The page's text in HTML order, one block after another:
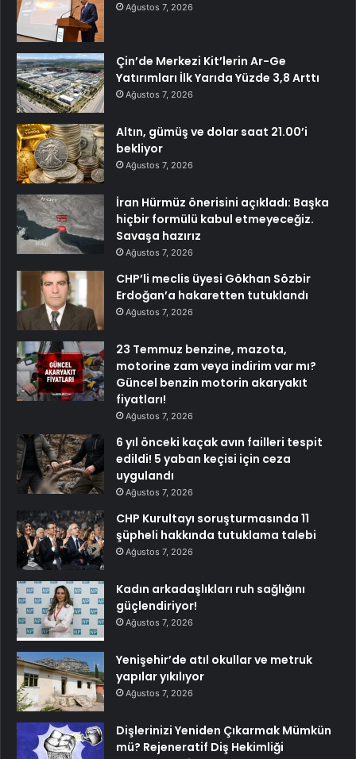
Ağustos 7, 2026
Çin’de Merkezi Kit’lerin Ar-Ge
Yatırımları İlk Yarıda Yüzde 3,8 Arttı
Ağustos 7, 2026
Altın, gümüş ve dolar saat 21.00’i
bekliyor
Ağustos 7, 2026
İran Hürmüz önerisini açıkladı: Başka
hiçbir formülü kabul etmeyeceğiz.
Savaşa hazırız
Ağustos 7, 2026
CHP’li meclis üyesi Gökhan Sözbir
Erdoğan’a hakaretten tutuklandı
Ağustos 7, 2026
23 Temmuz benzine, mazota,
motorine zam veya indirim var mı?
Güncel benzin motorin akaryakıt
fiyatları!
Ağustos 7, 2026
6 yıl önceki kaçak avın failleri tespit
edildi! 5 yaban keçisi için ceza
uygulandı
Ağustos 7, 2026
CHP Kurultayı soruşturmasında 11
şüpheli hakkında tutuklama talebi
Ağustos 7, 2026
Kadın arkadaşlıkları ruh sağlığını
güçlendiriyor!
Ağustos 7, 2026
Yenişehir’de atıl okullar ve metruk
yapılar yıkılıyor
Ağustos 7, 2026
Dişlerinizi Yeniden Çıkarmak Mümkün
mü? Rejeneratif Diş Hekimliği